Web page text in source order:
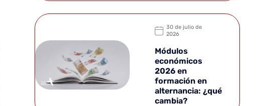
30 de julio de
2026
Módulos
económicos
2026 en
formación en
alternancia: ¿qué
cambia?